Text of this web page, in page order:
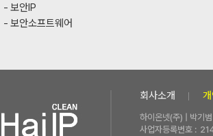
보안IP
보안소프트웨어
회사소개
하이온넷(주) | 박기
사업자등록번호 :